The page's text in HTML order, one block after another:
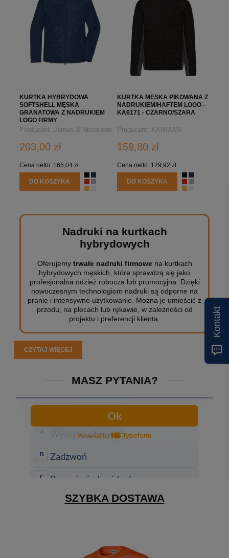
KURTKA HYBRYDOWA
SOFTSHELL MĘSKA
GRANATOWA Z NADRUKIEM
LOGO FIRMY
Producent: James & Nicholson
203,00 zł
Cena netto: 165,04 zł
DO KOSZYKA
KURTKA MĘSKA PIKOWANA Z
NADRUKIEM/HAFTEM LOGO -
KA6171 - CZARNO/SZARA
Producent: KARIBAN
159,80 zł
Cena netto: 129,92 zł
DO KOSZYKA
Nadruki na kurtkach
hybrydowych
Oferujemy trwałe nadruki firmowena kurtkach
hybrydowych męskich, które sprawdzą się jako
profesjonalna odzież robocza lub promocyjna. Dzięki
nowoczesnym technologiom nadruki są odporne na
pranie i intensywne użytkowanie. Można je umieścić z
przodu, na plecach lub rękawie, w zależności od
projektu i preferencji klienta.
CZYTAJ WIĘCEJ
MASZ PYTANIA?
SZYBKA DOSTAWA
Kontakt